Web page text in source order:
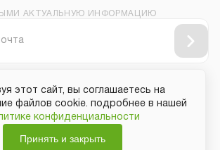
АКТУАЛЬНУЮ ИНФОРМАЦИЮ
Общие условия покупки
этот сайт, вы соглашаетесь на
файлов cookie. подробнее в нашей
конфиденциальности
Принять и закрыть